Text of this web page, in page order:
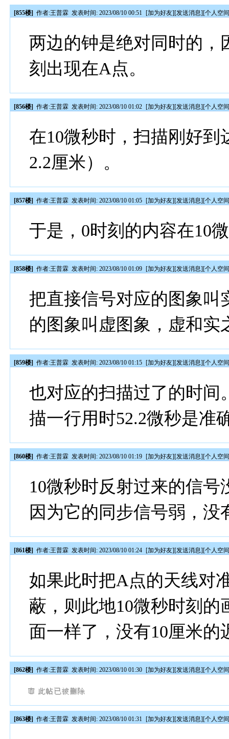
[855楼] 作者:王普霖 发表时间: 2023/08/10 00:51 [加为好友][发送消息][个人空
两边的钟是绝对同时的，
刻出现在A点。
[856楼] 作者:王普霖 发表时间: 2023/08/10 01:02 [加为好友][发送消息][个人空
在10微秒时，扫描刚好到
2.2厘米）。
[857楼] 作者:王普霖 发表时间: 2023/08/10 01:05 [加为好友][发送消息][个人空
于是，0时刻的内容在10
[858楼] 作者:王普霖 发表时间: 2023/08/10 01:09 [加为好友][发送消息][个人空
把直接信号对应的图象叫
的图象叫虚图象，虚和
[859楼] 作者:王普霖 发表时间: 2023/08/10 01:15 [加为好友][发送消息][个人空
也对应的扫描过了的时间
描一行用时52.2微秒是准
[860楼] 作者:王普霖 发表时间: 2023/08/10 01:19 [加为好友][发送消息][个人空
10微秒时反射过来的信
因为它的同步信号弱，没
[861楼] 作者:王普霖 发表时间: 2023/08/10 01:24 [加为好友][发送消息][个人空
如果此时把A点的天线对
蔽，则此地10微秒时刻
面一样了，没有10厘米的
[862楼] 作者:王普霖 发表时间: 2023/08/10 01:30 [加为好友][发送消息][个人空
[863楼] 作者:王普霖 发表时间: 2023/08/10 01:31 [加为好友][发送消息][个人空